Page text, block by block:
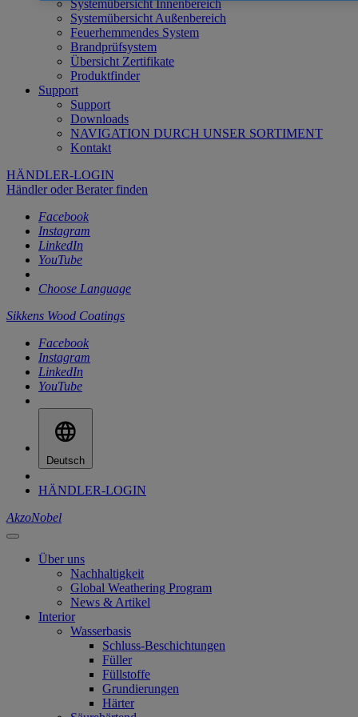
Systemübersicht Innenbereich
Systemübersicht Außenbereich
Feuerhemmendes System
Brandprüfsystem
Übersicht Zertifikate
Produktfinder
Support
Support
Downloads
NAVIGATION DURCH UNSER SORTIMENT
Kontakt
HÄNDLER-LOGIN
Händler oder Berater finden
Facebook
Instagram
LinkedIn
YouTube
Choose Language
Sikkens Wood Coatings
Facebook
Instagram
LinkedIn
YouTube
Deutsch
HÄNDLER-LOGIN
AkzoNobel
Über uns
Nachhaltigkeit
Global Weathering Program
News & Artikel
Interior
Wasserbasis
Schluss-Beschichtungen
Füller
Füllstoffe
Grundierungen
Härter